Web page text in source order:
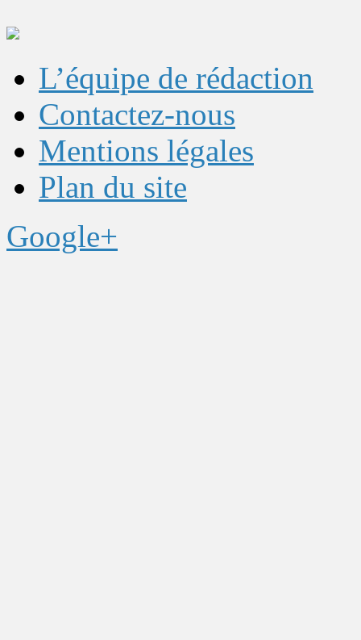
L’équipe de rédaction
Contactez-nous
Mentions légales
Plan du site
Google+